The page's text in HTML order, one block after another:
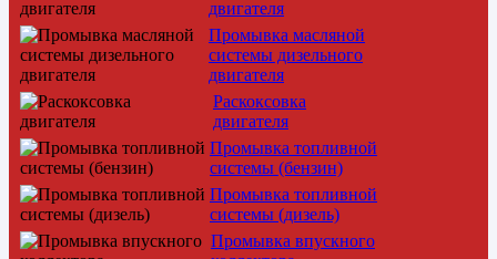
двигателя
Промывка масляной
системы дизельного
двигателя
Раскоксовка
двигателя
Промывка топливной
системы (бензин)
Промывка топливной
системы (дизель)
Промывка впускного